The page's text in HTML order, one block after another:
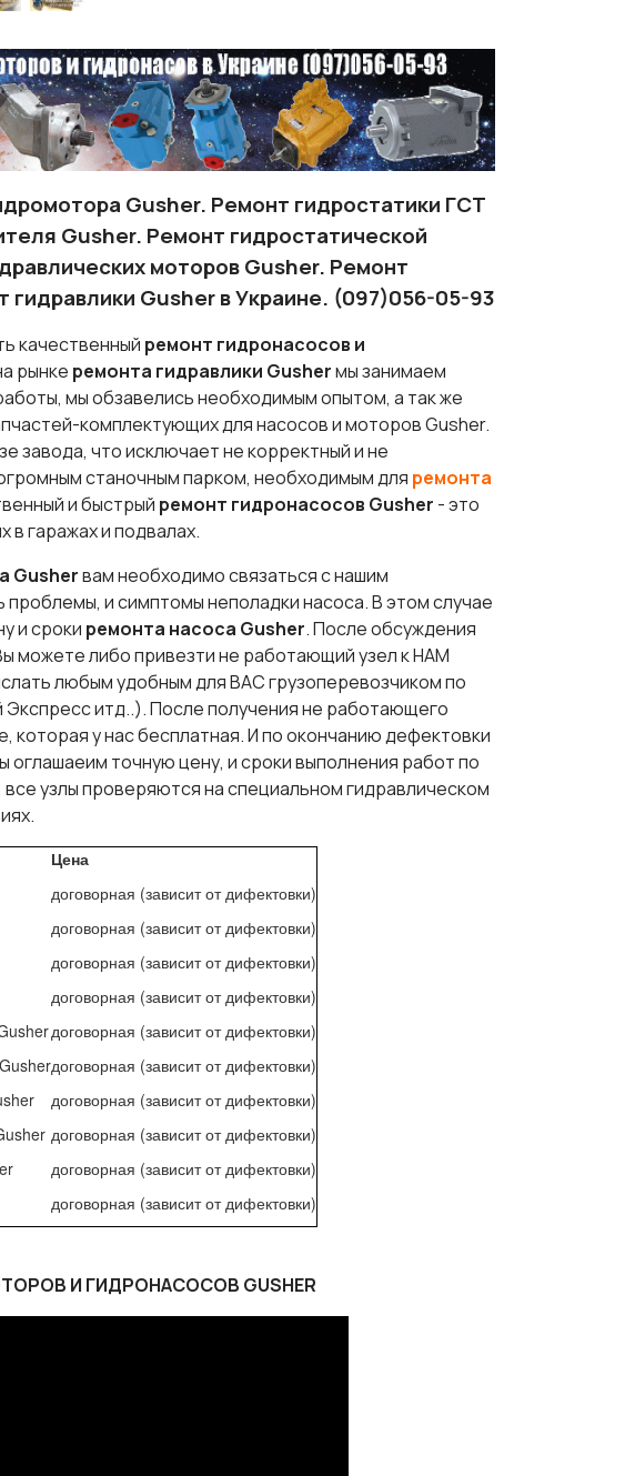
Gusher. Ремонт гидростатики ГСТ
Gusher. Ремонт гидростатической
моторов Gusher. Ремонт
гидравлики Gusher в Украине. (097)056-05-93
качественный ремонт гидронасосов и
рынке ремонта гидравлики Gusherмы занимаем
мы обзавелись необходимым опытом, а так же
комплектующих для насосов и моторов Gusher.
завода, что исключает не корректный и не
станочным парком, необходимым для ремонта
и быстрый ремонт гидронасосов Gusher - это
в гаражах и подвалах.
Gusherвам необходимо связаться с нашим
и симптомы неполадки насоса. В этом случае
и сроки ремонта насоса Gusher. После обсуждения
можете либо привезти не работающий узел к НАМ
любым удобным для ВАС грузоперевозчиком по
итд..). После получения не работающего
которая у нас бесплатная. И по окончанию дефектовки
оглашаеим точную цену, и сроки выполнения работ по
узлы проверяются на специальном гидравлическом
Цена
договорная (зависит от дифектовки)
договорная (зависит от дифектовки)
договорная (зависит от дифектовки)
договорная (зависит от дифектовки)
договорная (зависит от дифектовки)
договорная (зависит от дифектовки)
договорная (зависит от дифектовки)
договорная (зависит от дифектовки)
договорная (зависит от дифектовки)
договорная (зависит от дифектовки)
И ГИДРОНАСОСОВ GUSHER